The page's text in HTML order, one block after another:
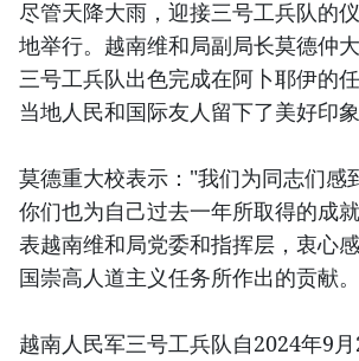
尽管天降大雨，迎接三号工兵队的
地举行。越南维和局副局长莫德仲
三号工兵队出色完成在阿卜耶伊的任
当地人民和国际友人留下了美好印象
莫德重大校表示："我们为同志们感
你们也为自己过去一年所取得的成
表越南维和局党委和指挥层，衷心
国崇高人道主义任务所作出的贡献
越南人民军三号工兵队自2024年9